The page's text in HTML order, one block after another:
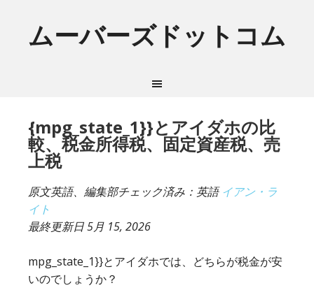
ムーバーズドットコム
{mpg_state_1}}とアイダホの比
較、税金所得税、固定資産税、売
上税
原文英語、編集部チェック済み：英語イアン・ラ
イト
最終更新日5月 15, 2026
mpg_state_1}}とアイダホでは、どちらが税金が安
いのでしょうか？